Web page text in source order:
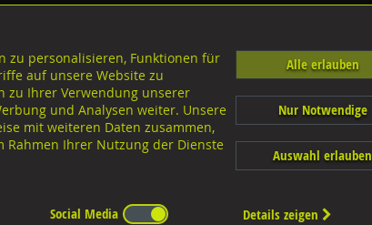
A4 rostfrei
zu personalisieren, Funktionen für
auf unsere Website zu
zu Ihrer Verwendung unserer
und Analysen weiter. Unsere
mit weiteren Daten zusammen,
Ihrer Nutzung der Dienste
Alle erlauben
Nur Notwendige
Auswahl erlauben
Social Media Details zeigen